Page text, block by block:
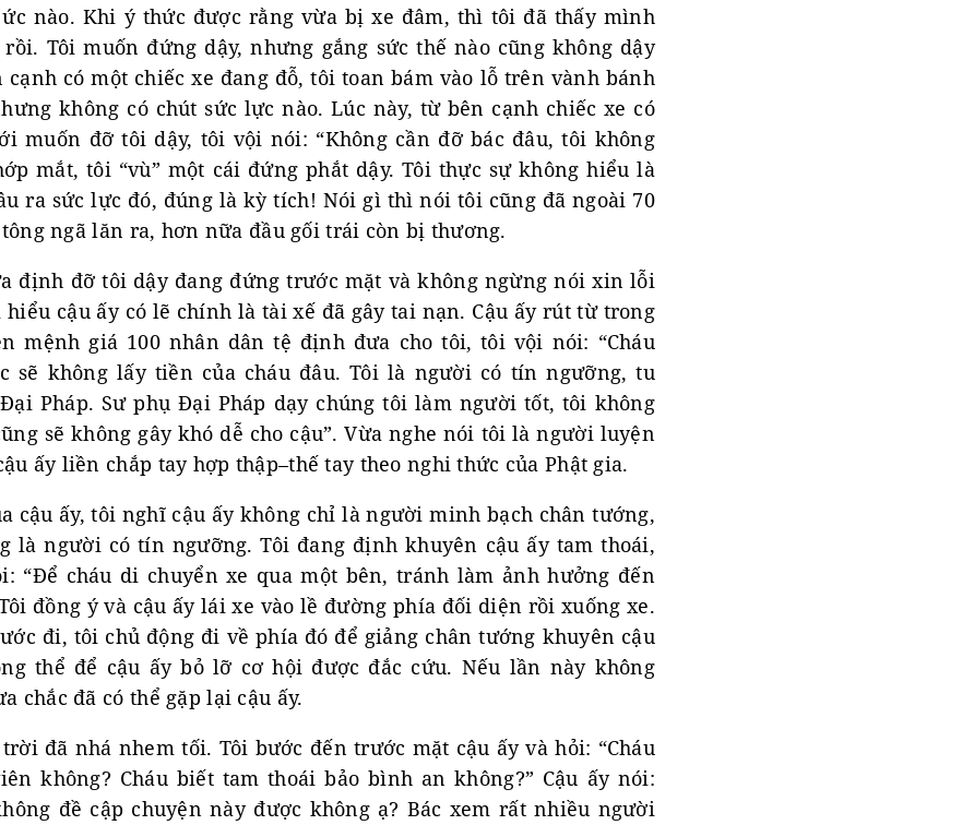
nào. Khi ý thức được rằng vừa bị xe đâm, thì tôi đã thấy mình
Tôi muốn đứng dậy, nhưng gắng sức thế nào cũng không dậy
có một chiếc xe đang đỗ, tôi toan bám vào lỗ trên vành bánh
không có chút sức lực nào. Lúc này, từ bên cạnh chiếc xe có
muốn đỡ tôi dậy, tôi vội nói: “Không cần đỡ bác đâu, tôi không
mắt, tôi “vù” một cái đứng phắt dậy. Tôi thực sự không hiểu là
ra sức lực đó, đúng là kỳ tích! Nói gì thì nói tôi cũng đã ngoài 70
ngã lăn ra, hơn nữa đầu gối trái còn bị thương.
định đỡ tôi dậy đang đứng trước mặt và không ngừng nói xin lỗi
cậu ấy có lẽ chính là tài xế đã gây tai nạn. Cậu ấy rút từ trong
mệnh giá 100 nhân dân tệ định đưa cho tôi, tôi vội nói: “Cháu
sẽ không lấy tiền của cháu đâu. Tôi là người có tín ngưỡng, tu
Pháp. Sư phụ Đại Pháp dạy chúng tôi làm người tốt, tôi không
sẽ không gây khó dễ cho cậu”. Vừa nghe nói tôi là người luyện
ấy liền chắp tay hợp thập–thế tay theo nghi thức của Phật gia.
cậu ấy, tôi nghĩ cậu ấy không chỉ là người minh bạch chân tướng,
là người có tín ngưỡng. Tôi đang định khuyên cậu ấy tam thoái,
“Để cháu di chuyển xe qua một bên, tránh làm ảnh hưởng đến
đồng ý và cậu ấy lái xe vào lề đường phía đối diện rồi xuống xe.
đi, tôi chủ động đi về phía đó để giảng chân tướng khuyên cậu
thể để cậu ấy bỏ lỡ cơ hội được đắc cứu. Nếu lần này không
chắc đã có thể gặp lại cậu ấy.
đã nhá nhem tối. Tôi bước đến trước mặt cậu ấy và hỏi: “Cháu
không? Cháu biết tam thoái bảo bình an không?” Cậu ấy nói:
đề cập chuyện này được không ạ? Bác xem rất nhiều người